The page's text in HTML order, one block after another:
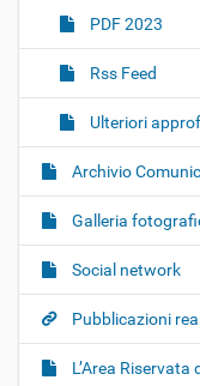
PDF 2023
Rss Feed
Ulteriori
Archivio
Galleria
Social network
Pubblicazioni
L’Area